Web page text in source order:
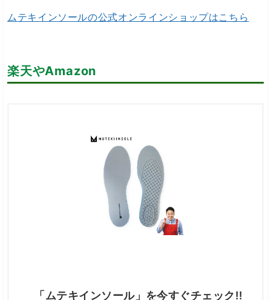
ムテキインソールの公式オンラインショップはこちら
楽天やAmazon
「ムテキインソール」を今すぐチェック!!